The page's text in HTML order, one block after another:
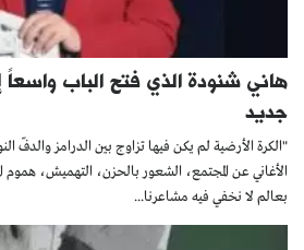
هاني شنودة الذي فتح الباب
جديد
"الكرة الأرضية لم يكن فيها تزاوج بين الدرامز والدفّ
الأغاني عن المجتمع، الشعور بالحزن، التهميش، هموم
بعالم لا نخفي فيه مشاعرنا...